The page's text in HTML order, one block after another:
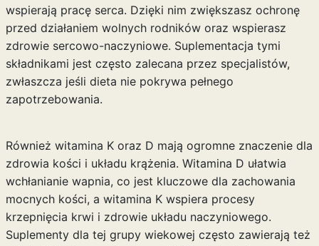
wspierają pracę serca. Dzięki nim zwiększasz ochronę
przed działaniem wolnych rodników oraz wspierasz
zdrowie sercowo-naczyniowe. Suplementacja tymi
składnikami jest często zalecana przez specjalistów,
zwłaszcza jeśli dieta nie pokrywa pełnego
zapotrzebowania.
Również witamina K oraz D mają ogromne znaczenie dla
zdrowia kości i układu krążenia. Witamina D ułatwia
wchłanianie wapnia, co jest kluczowe dla zachowania
mocnych kości, a witamina K wspiera procesy
krzepnięcia krwi i zdrowie układu naczyniowego.
Suplementy dla tej grupy wiekowej często zawierają też